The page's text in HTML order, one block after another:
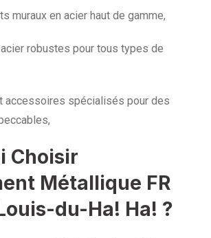
muraux en acier haut de gamme,
robustes pour tous types de
accessoires spécialisés pour des
Choisir
Métallique FR
du-Ha! Ha! ?